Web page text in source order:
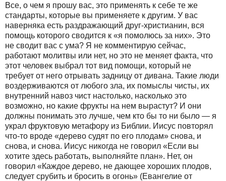
Все, о чем я прошу вас, это применять к себе те же
стандарты, которые вы применяете к другим. У вас
наверняка есть раздражающий друг-христианин, вся
помощь которого сводится к «я помолюсь за них». Это
не сводит вас с ума? Я не комментирую сейчас,
работают молитвы или нет, но это не меняет факта, что
этот человек выбрал тот вид помощи, который не
требует от него отрывать задницу от дивана. Такие люди
воздерживаются от любого зла, их помыслы чисты, их
внутренний навоз чист настолько, насколько это
возможно, но какие фрукты на нем вырастут? И они
должны понимать это лучше, чем кто бы то ни было — я
украл фруктовую метафору из Библии. Иисус повторял
что-то вроде «дерево судят по его плодам» снова, и
снова, и снова. Иисус никогда не говорил «Если вы
хотите здесь работать, выполняйте план». Нет, он
говорил «Каждое дерево, не дающее хороших плодов,
следует срубить и бросить в огонь» (Евангелие от